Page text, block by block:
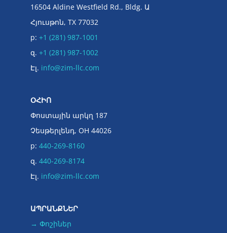
16504 Aldine Westfield Rd., Bldg. Ա
Հյուսթոն, TX 77032
p: +1 (281) 987-1001
զ. +1 (281) 987-1002
Էլ. info@zim-llc.com
ՕՀԻՈ
Փոստային արկղ 187
Չեսթերլենդ, OH 44026
p: 440-269-8160
զ. 440-269-8174
Էլ. info@zim-llc.com
ԱՊՐԱՆՔՆԵՐ
→ Փոշիներ